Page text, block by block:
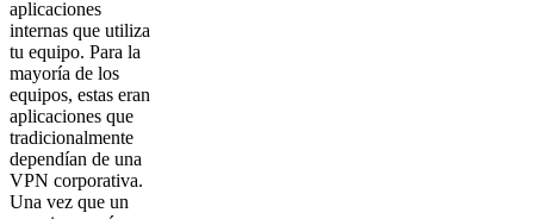
aplicaciones
internas que utiliza
tu equipo. Para la
mayoría de los
equipos, estas eran
aplicaciones que
tradicionalmente
dependían de una
VPN corporativa.
Una vez que un